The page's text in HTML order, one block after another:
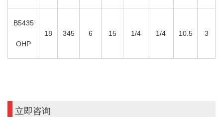
B5435
OHP
18 345 6 15 1/4 1/4 10.5 3
立即咨询